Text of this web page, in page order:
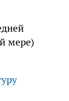
мере)